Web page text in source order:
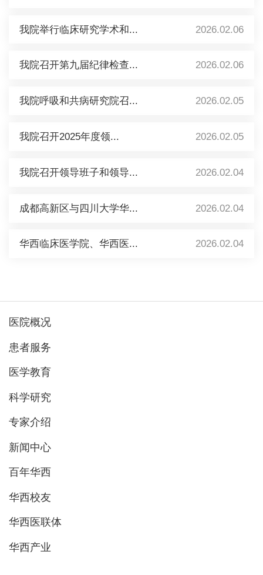
我院举行临床研究学术和... 2026.02.06
我院召开第九届纪律检查... 2026.02.06
我院呼吸和共病研究院召... 2026.02.05
我院召开2025年度领... 2026.02.05
我院召开领导班子和领导... 2026.02.04
成都高新区与四川大学华... 2026.02.04
华西临床医学院、华西医... 2026.02.04
医院概况
患者服务
医学教育
科学研究
专家介绍
新闻中心
百年华西
华西校友
华西医联体
华西产业